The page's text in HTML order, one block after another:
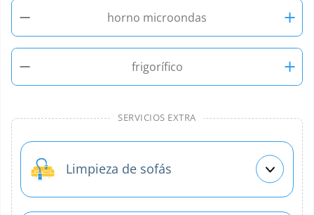
−
horno microondas
+
−
frigorífico +
SERVICIOS EXTRA
Limpieza de sofás